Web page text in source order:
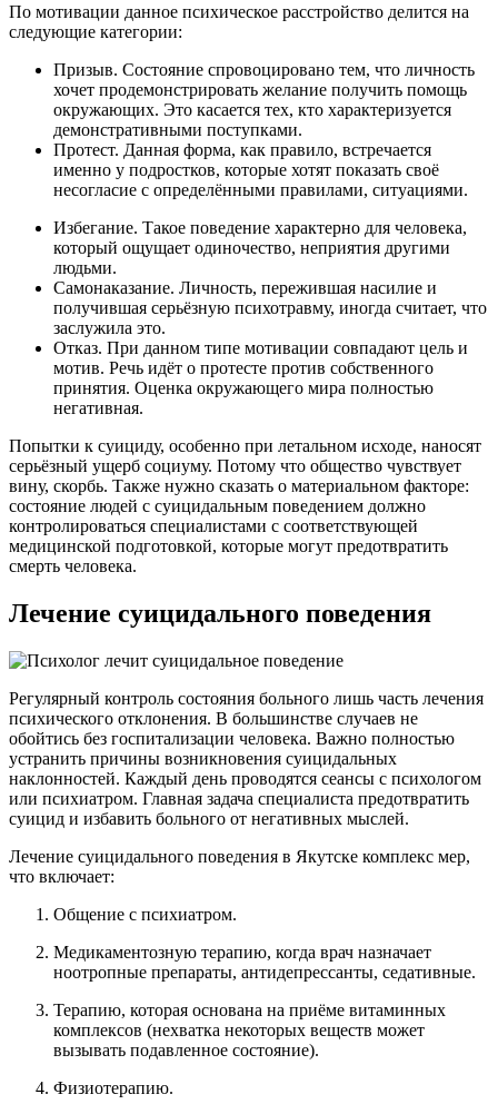
По мотивации данное психическое расстройство делится на
следующие категории:
Призыв. Состояние спровоцировано тем, что личность
хочет продемонстрировать желание получить помощь
окружающих. Это касается тех, кто характеризуется
демонстративными поступками.
Протест. Данная форма, как правило, встречается
именно у подростков, которые хотят показать своё
несогласие с определёнными правилами, ситуациями.
Избегание. Такое поведение характерно для человека,
который ощущает одиночество, неприятия другими
людьми.
Самонаказание. Личность, пережившая насилие и
получившая серьёзную психотравму, иногда считает, что
заслужила это.
Отказ. При данном типе мотивации совпадают цель и
мотив. Речь идёт о протесте против собственного
принятия. Оценка окружающего мира полностью
негативная.
Попытки к суициду, особенно при летальном исходе, наносят
серьёзный ущерб социуму. Потому что общество чувствует
вину, скорбь. Также нужно сказать о материальном факторе:
состояние людей с суицидальным поведением должно
контролироваться специалистами с соответствующей
медицинской подготовкой, которые могут предотвратить
смерть человека.
Лечение суицидального поведения
Регулярный контроль состояния больного лишь часть лечения
психического отклонения. В большинстве случаев не
обойтись без госпитализации человека. Важно полностью
устранить причины возникновения суицидальных
наклонностей. Каждый день проводятся сеансы с психологом
или психиатром. Главная задача специалиста предотвратить
суицид и избавить больного от негативных мыслей.
Лечение суицидального поведения в Якутске комплекс мер,
что включает:
Общение с психиатром.
Медикаментозную терапию, когда врач назначает
ноотропные препараты, антидепрессанты, седативные.
Терапию, которая основана на приёме витаминных
комплексов (нехватка некоторых веществ может
вызывать подавленное состояние).
Физиотерапию.